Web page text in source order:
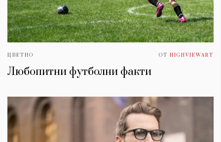
ЦВЕТНО ОТ HIGHVIEWART
Любопитни футболни факти